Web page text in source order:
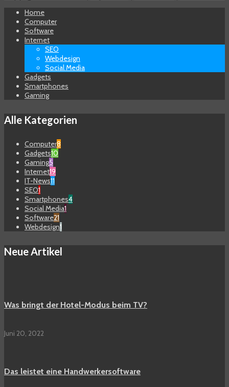
Home
Computer
Software
Internet
SEO
Webdesign
Social Media
Gadgets
Smartphones
Gaming
Alle Kategorien
Computer8
Gadgets10
Gaming5
Internet19
IT-News11
SEO1
Smartphones4
Social Media1
Software21
Webdesign1
Neue Artikel
Was bringt der Hotel-Modus beim TV?
Juni 20, 2022
Das leistet eine Handwerkersoftware